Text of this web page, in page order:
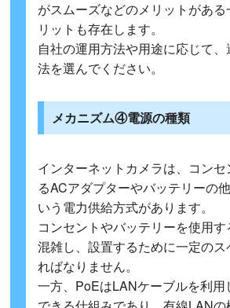
がスムーズなどのメリットがある
リットも存在します。
自社の運用方法や用途に応じて
法を選んでください。
メカニズム④電源の種類
インターネットカメラは、コン
るACアダプターやバッテリーの
いう電力供給方式があります。
コンセントやバッテリーを使用
混雑し、設置するために一定の
ればなりません。
一方、PoEはLANケーブルを利